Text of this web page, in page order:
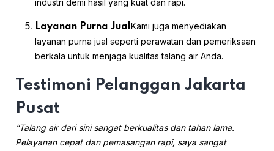
industri demi hasil yang kuat dan rapi.
Layanan Purna JualKami juga menyediakan
layanan purna jual seperti perawatan dan pemeriksaan
berkala untuk menjaga kualitas talang air Anda.
Testimoni Pelanggan Jakarta
Pusat
“Talang air dari sini sangat berkualitas dan tahan lama.
Pelayanan cepat dan pemasangan rapi, saya sangat